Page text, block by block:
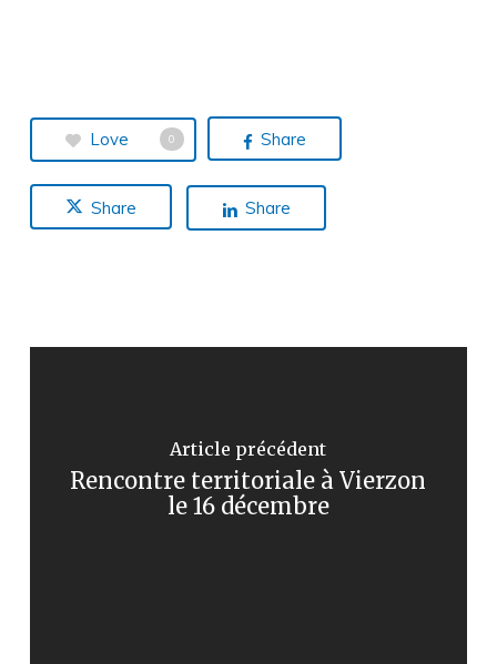
Love 0 Share
Share Share
Article précédent
Rencontre territoriale à Vierzon
le 16 décembre